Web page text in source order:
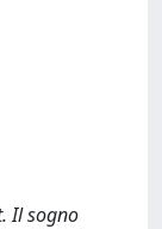
Il sogno